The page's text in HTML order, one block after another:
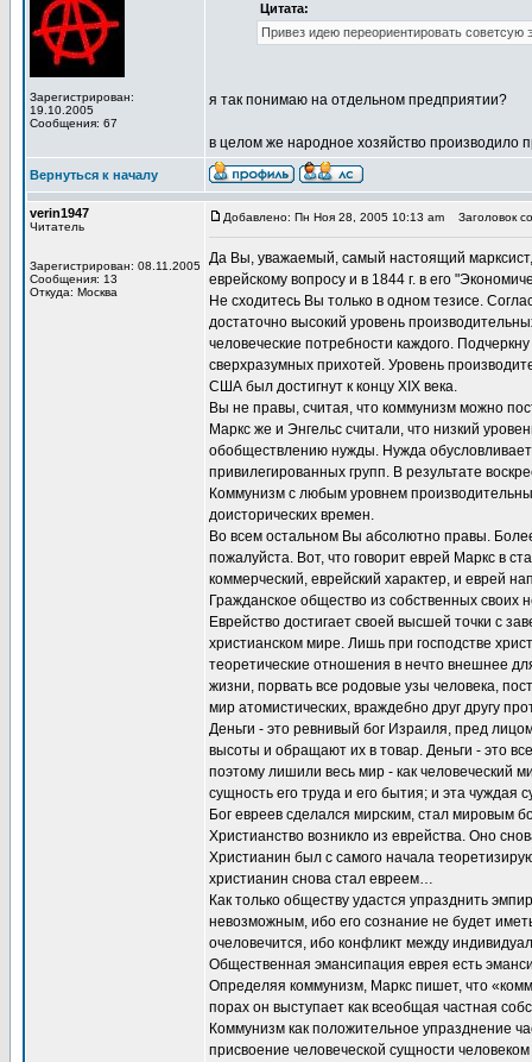
Зарегистрирован:
19.10.2005
Сообщения: 67
Цитата:
Привез идею переориентировать советсую
я так понимаю на отдельном предприятии?
в целом же народное хозяйство производило
Вернуться к началу
verin1947
Читатель
Зарегистрирован: 08.11.2005
Сообщения: 13
Откуда: Москва
Добавлено: Пн Ноя 28, 2005 10:13 am Заголовок
Да Вы, уважаемый, самый настоящий
еврейскому вопросу и в 1844 г. в его
Не сходитесь Вы только в одном тезисе.
достаточно высокий уровень
человеческие потребности каждого.
сверхразумных прихотей. Уровень
США был достигнут к концу ХIХ века.
Вы не правы, считая, что коммунизм можно
Маркс же и Энгельс считали, что низкий
обобществлению нужды. Нужда
привилегированных групп. В результате
Коммунизм с любым уровнем
доисторических времен.
Во всем остальном Вы абсолютно правы.
пожалуйста. Вот, что говорит еврей Маркс в
коммерческий, еврейский характер, и еврей
Гражданское общество из собственных
Еврейство достигает своей высшей точки с
христианском мире. Лишь при господстве
теоретические отношения в нечто внешнее
жизни, порвать все родовые узы человека,
мир атомистических, враждебно друг другу
Деньги - это ревнивый бог Израиля, пред
высоты и обращают их в товар. Деньги - это
поэтому лишили весь мир - как человеческий
сущность его труда и его бытия; и эта чуждая
Бог евреев сделался мирским, стал мировым
Христианство возникло из еврейства. Оно
Христианин был с самого начала
христианин снова стал евреем…
Как только обществу удастся упразднить
невозможным, ибо его сознание не будет
очеловечится, ибо конфликт между
Общественная эмансипация еврея есть
Определяя коммунизм, Маркс пишет, что
порах он выступает как всеобщая частная
Коммунизм как положительное упразднение
присвоение человеческой сущности